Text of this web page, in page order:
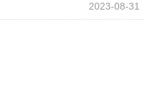
2023-08-31